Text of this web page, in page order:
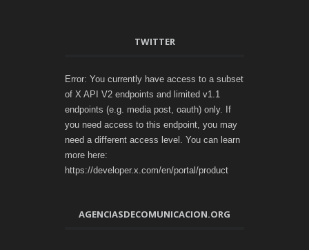
TWITTER
Error: You currently have access to a subset
of X API V2 endpoints and limited v1.1
endpoints (e.g. media post, oauth) only. If
you need access to this endpoint, you may
need a different access level. You can learn
more here:
https://developer.x.com/en/portal/product
AGENCIASDECOMUNICACION.ORG